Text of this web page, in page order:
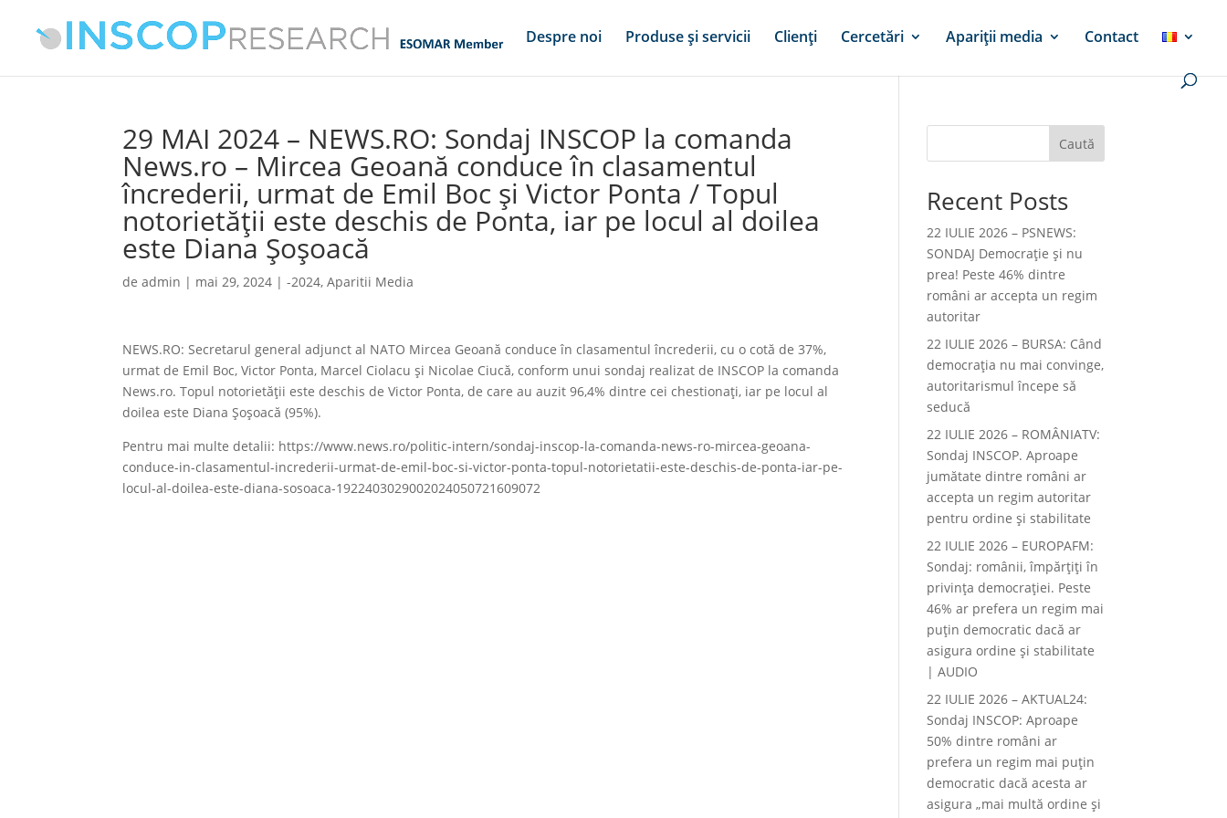
Despre noi Produse și servicii Clienți Cercetări Apariții media Contact
29 MAI 2024 – NEWS.RO: Sondaj INSCOP la comanda
News.ro – Mircea Geoană conduce în clasamentul
încrederii, urmat de Emil Boc şi Victor Ponta / Topul
notorietăţii este deschis de Ponta, iar pe locul al doilea
este Diana Şoşoacă
deadmin | mai 29, 2024 |-2024,Aparitii Media
NEWS.RO: Secretarul general adjunct al NATO Mircea Geoană conduce în clasamentul încrederii, cu o cotă de 37%,
urmat de Emil Boc, Victor Ponta, Marcel Ciolacu şi Nicolae Ciucă, conform unui sondaj realizat de INSCOP la comanda
News.ro. Topul notorietăţii este deschis de Victor Ponta, de care au auzit 96,4% dintre cei chestionaţi, iar pe locul al
doilea este Diana Şoşoacă (95%).
Pentru mai multe detalii: https://www.news.ro/politic-intern/sondaj-inscop-la-comanda-news-ro-mircea-geoana-
conduce-in-clasamentul-increderii-urmat-de-emil-boc-si-victor-ponta-topul-notorietatii-este-deschis-de-ponta-iar-pe-
locul-al-doilea-este-diana-sosoaca-1922403029002024050721609072
Caută
Recent Posts
22 IULIE 2026 – PSNEWS:
SONDAJ Democrație și nu
prea! Peste 46% dintre
români ar accepta un regim
autoritar
22 IULIE 2026 – BURSA: Când
democraţia nu mai convinge,
autoritarismul începe să
seducă
22 IULIE 2026 – ROMÂNIATV:
Sondaj INSCOP. Aproape
jumătate dintre români ar
accepta un regim autoritar
pentru ordine și stabilitate
22 IULIE 2026 – EUROPAFM:
Sondaj: românii, împărțiți în
privința democrației. Peste
46% ar prefera un regim mai
puțin democratic dacă ar
asigura ordine și stabilitate
| AUDIO
22 IULIE 2026 – AKTUAL24:
Sondaj INSCOP: Aproape
50% dintre români ar
prefera un regim mai puțin
democratic dacă acesta ar
asigura „mai multă ordine și